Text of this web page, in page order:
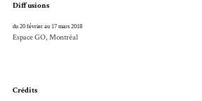
Diffusions
du 20 février au 17 mars 2018
Espace GO, Montréal
Crédits